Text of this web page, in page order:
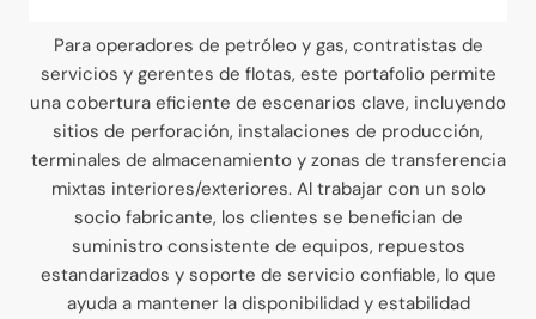
Para operadores de petróleo y gas, contratistas de
servicios y gerentes de flotas, este portafolio permite
una cobertura eficiente de escenarios clave, incluyendo
sitios de perforación, instalaciones de producción,
terminales de almacenamiento y zonas de transferencia
mixtas interiores/exteriores. Al trabajar con un solo
socio fabricante, los clientes se benefician de
suministro consistente de equipos, repuestos
estandarizados y soporte de servicio confiable, lo que
ayuda a mantener la disponibilidad y estabilidad